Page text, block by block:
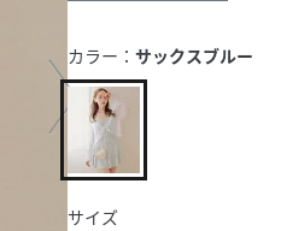
カラー： サックスブルー
サイズ